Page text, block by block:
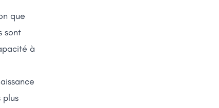
que
sont
à
plus